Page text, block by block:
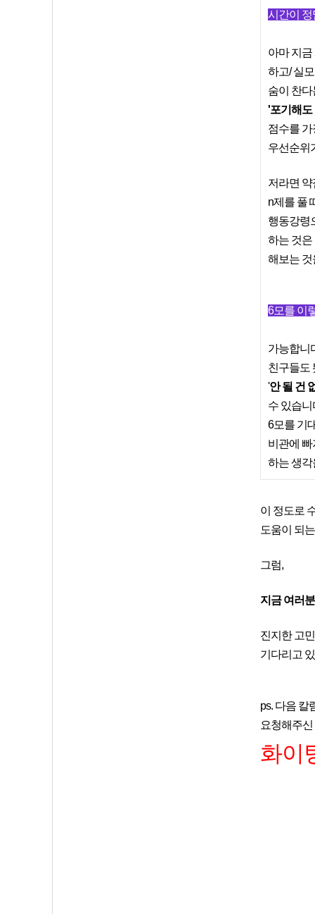
시간이 정
아마 지
하고/ 실
숨이 찬
'포기해도
점수를
우선순위
저라면
n제를 풀
행동강령
하는 것은
해보는 것
6모를 이
가능합니
친구들도
'안 될 건
수 있습
6모를 기
비관에 빠
하는 생각
이 정도로
도움이 되
그럼,
지금 여러
진지한 고
기다리고
ps. 다음 칼
요청해주
화이